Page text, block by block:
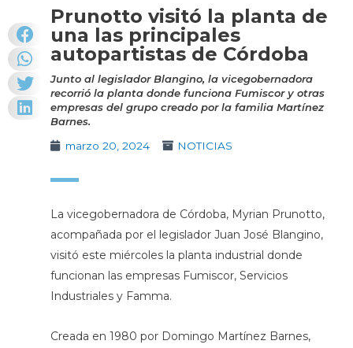
Prunotto visitó la planta de
una las principales
autopartistas de Córdoba
Junto al legislador Blangino, la vicegobernadora
recorrió la planta donde funciona Fumiscor y otras
empresas del grupo creado por la familia Martínez
Barnes.
marzo 20, 2024
NOTICIAS
La vicegobernadora de Córdoba, Myrian Prunotto,
acompañada por el legislador Juan José Blangino,
visitó este miércoles la planta industrial donde
funcionan las empresas Fumiscor, Servicios
Industriales y Famma.
Creada en 1980 por Domingo Martínez Barnes,